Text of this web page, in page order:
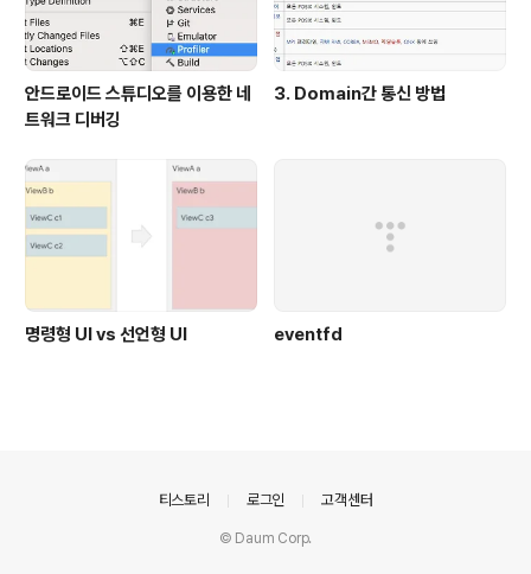
안드로이드 스튜디오를 이용한 네
트워크 디버깅
3. Domain간 통신 방법
명령형 UI vs 선언형 UI eventfd
티스토리 로그인 고객센터
© Daum Corp.